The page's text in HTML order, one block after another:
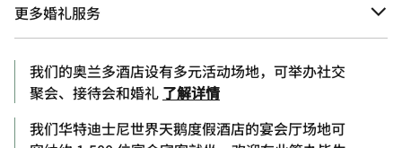
更多婚礼服务
我们的奥兰多酒店设有多元活动场地，可举办社交
聚会、接待会和婚礼 了解详情
我们华特迪士尼世界天鹅度假酒店的宴会厅场地可